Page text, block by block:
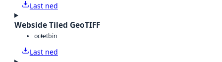
Last ned
Webside Tiled GeoTIFF
octetbin
Last ned